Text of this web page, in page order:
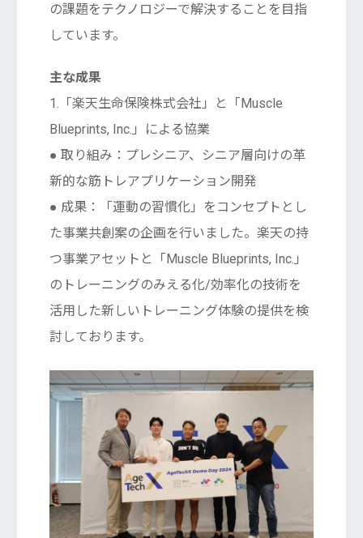
の課題をテクノロジーで解決することを目指
しています。
主な成果
1.「楽天生命保険株式会社」と「Muscle
Blueprints, Inc.」による協業
● 取り組み：プレシニア、シニア層向けの革
新的な筋トレアプリケーション開発
● 成果：「運動の習慣化」をコンセプトとし
た事業共創案の企画を行いました。楽天の持
つ事業アセットと「Muscle Blueprints, Inc.」
のトレーニングのみえる化/効率化の技術を
活用した新しいトレーニング体験の提供を検
討しております。